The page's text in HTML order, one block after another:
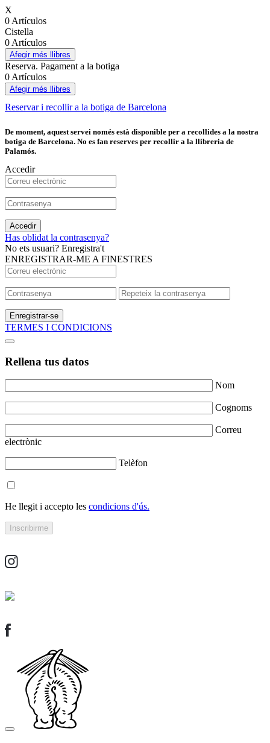
X
0 Artículos
Cistella
0 Artículos
Afegir més llibres
Reserva. Pagament a la botiga
0 Artículos
Afegir més llibres
Reservar i recollir a la botiga de Barcelona
De moment, aquest servei només està disponible per a recollides a la nostra
botiga de Barcelona. No es fan reserves per recollir a la llibreria de
Palamós.
Accedir
Accedir
Has oblidat la contrasenya?
No ets usuari? Enregistra't
ENREGISTRAR-ME A FINESTRES
Enregistrar-se
TERMES I CONDICIONS
Rellena tus datos
Nom
Cognoms
Correu
electrònic
Telèfon
He llegit i accepto les condicions d'ús.